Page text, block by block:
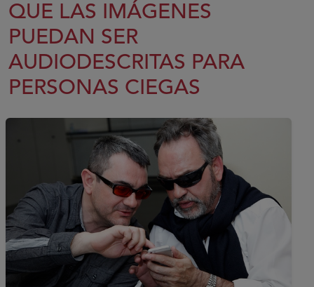
QUE LAS IMÁGENES
PUEDAN SER
AUDIODESCRITAS PARA
PERSONAS CIEGAS